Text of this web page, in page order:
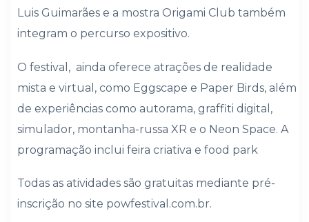
Luis Guimarães e a mostra Origami Club também
integram o percurso expositivo.
O festival, ainda oferece atrações de realidade
mista e virtual, como Eggscape e Paper Birds, além
de experiências como autorama, graffiti digital,
simulador, montanha-russa XR e o Neon Space. A
programação inclui feira criativa e food park
Todas as atividades são gratuitas mediante pré-
inscrição no site powfestival.com.br.